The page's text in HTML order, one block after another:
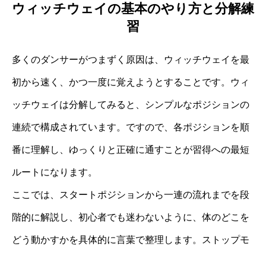
ウィッチウェイの基本のやり方と分解練
習
多くのダンサーがつまずく原因は、ウィッチウェイを最
初から速く、かつ一度に覚えようとすることです。ウィ
ッチウェイは分解してみると、シンプルなポジションの
連続で構成されています。ですので、各ポジションを順
番に理解し、ゆっくりと正確に通すことが習得への最短
ルートになります。
ここでは、スタートポジションから一連の流れまでを段
階的に解説し、初心者でも迷わないように、体のどこを
どう動かすかを具体的に言葉で整理します。ストップモ